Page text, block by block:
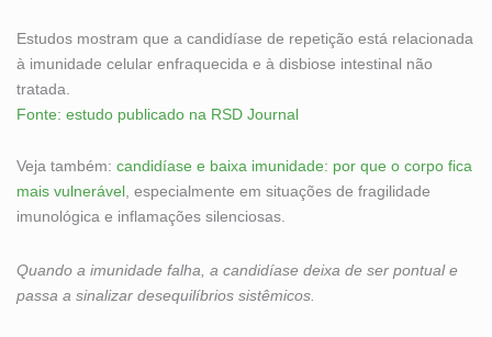
Estudos mostram que a candidíase de repetição está relacionada
à imunidade celular enfraquecida e à disbiose intestinal não
tratada.
Fonte: estudo publicado na RSD Journal
Veja também: candidíase e baixa imunidade: por que o corpo fica
mais vulnerável, especialmente em situações de fragilidade
imunológica e inflamações silenciosas.
Quando a imunidade falha, a candidíase deixa de ser pontual e
passa a sinalizar desequilíbrios sistêmicos.